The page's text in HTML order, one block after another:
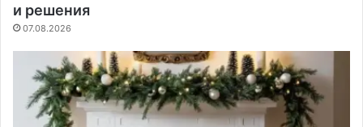
и решения
07.08.2026